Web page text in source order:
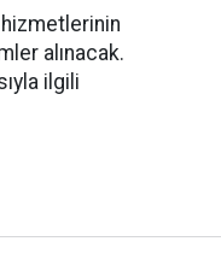
alınacak.
ilgili